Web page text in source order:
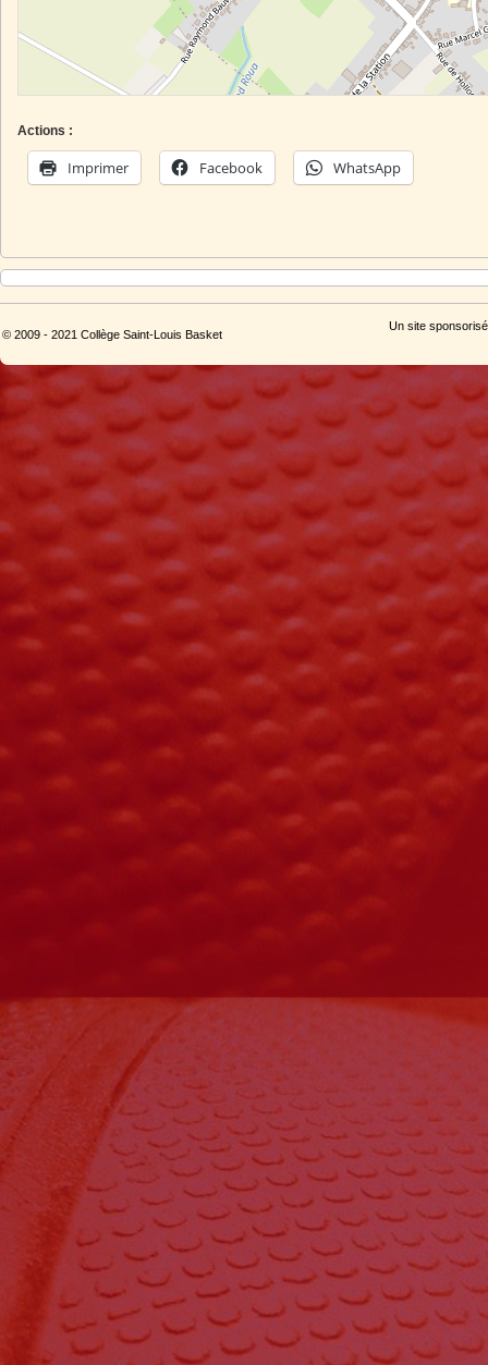
Actions :
Imprimer Facebook WhatsApp
© 2009 - 2021 Collège Saint-Louis Basket
Un site